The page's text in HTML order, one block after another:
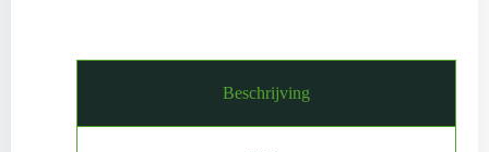
Beschrijving